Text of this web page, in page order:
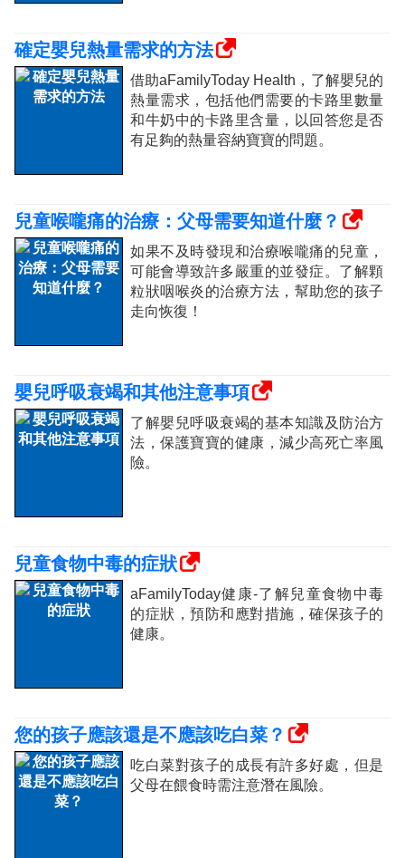
確定嬰兒熱量需求的方法
借助aFamilyToday Health，了解嬰兒的
熱量需求，包括他們需要的卡路里數量
和牛奶中的卡路里含量，以回答您是否
有足夠的熱量容納寶寶的問題。
兒童喉嚨痛的治療：父母需要知道什麼？
如果不及時發現和治療喉嚨痛的兒童，
可能會導致許多嚴重的並發症。了解顆
粒狀咽喉炎的治療方法，幫助您的孩子
走向恢復！
嬰兒呼吸衰竭和其他注意事項
了解嬰兒呼吸衰竭的基本知識及防治方
法，保護寶寶的健康，減少高死亡率風
險。
兒童食物中毒的症狀
aFamilyToday健康-了解兒童食物中毒
的症狀，預防和應對措施，確保孩子的
健康。
您的孩子應該還是不應該吃白菜？
吃白菜對孩子的成長有許多好處，但是
父母在餵食時需注意潛在風險。